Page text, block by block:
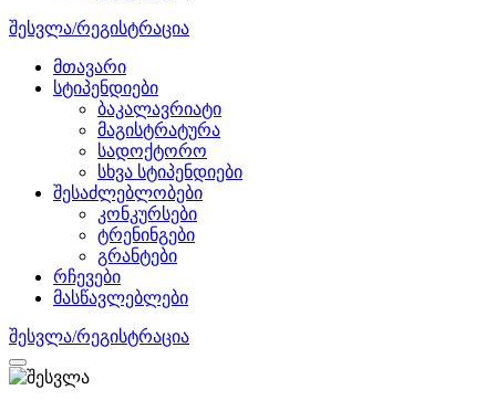
შესვლა/რეგისტრაცია
მთავარი
სტიპენდიები
ბაკალავრიატი
მაგისტრატურა
სადოქტორო
სხვა სტიპენდიები
შესაძლებლობები
კონკურსები
ტრენინგები
გრანტები
რჩევები
მასწავლებლები
შესვლა/რეგისტრაცია